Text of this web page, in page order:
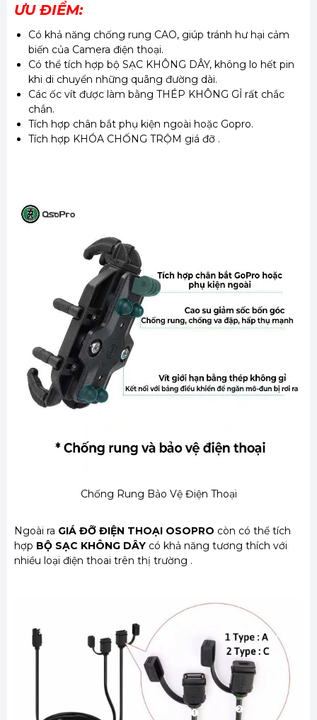
ƯU ĐIỂM:
Có khả năng chống rung CAO, giúp tránh hư hại cảm
biến của Camera điện thoại.
Có thể tích hợp bộ SẠC KHÔNG DÂY, không lo hết pin
khi di chuyển những quãng đường dài.
Các ốc vít được làm bằng THÉP KHÔNG GỈ rất chắc
chắn.
Tích hợp chân bắt phụ kiện ngoài hoặc Gopro.
Tích hợp KHÓA CHỐNG TRỘM giá đỡ .
Chống Rung Bảo Vệ Điện Thoại
Ngoài ra GIÁ ĐỠ ĐIỆN THOẠI OSOPRO còn có thể tích
hợp BỘ SẠC KHÔNG DÂY có khả năng tương thích với
nhiều loại điện thoai trên thị trường .